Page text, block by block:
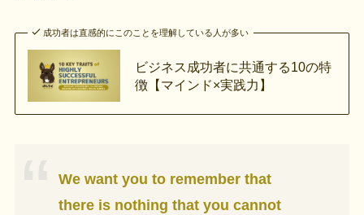
成功者は直感的にこのことを理解している人が多い
ビジネス成功者に共通する10の特
徴【マインド×実践力】
We want you to remember that
there is nothing that you cannot